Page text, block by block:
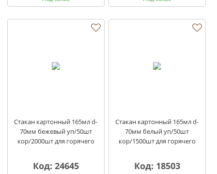
Стакан картонный 165мл d-
70мм бежевый уп/50шт
кор/2000шт для горячего
Код: 24645
Стакан картонный 165мл d-
70мм белый уп/50шт
кор/1500шт для горячего
Код: 18503